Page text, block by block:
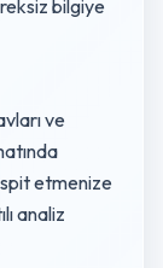
bilgiye
ve
etmenize
analiz